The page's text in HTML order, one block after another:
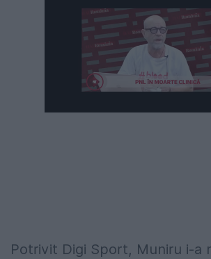
Potrivit Digi Sport, Muniru i-a